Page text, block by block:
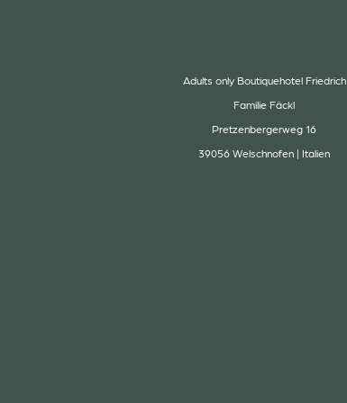
Adults only Boutiquehotel Friedrich
Familie Fäckl
Pretzenbergerweg 16
39056 Welschnofen | Italien